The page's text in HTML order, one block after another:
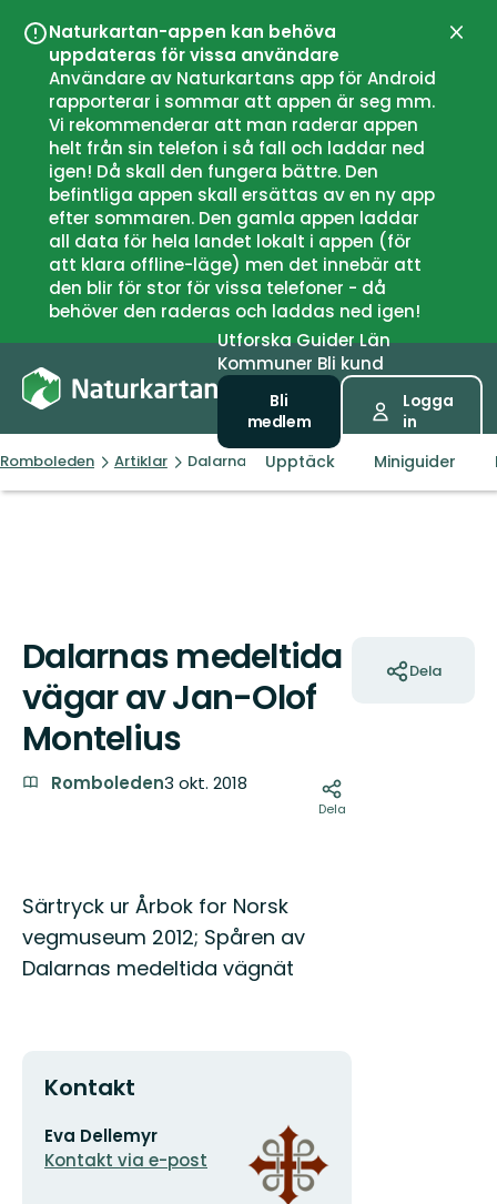
Naturkartan-appen kan behöva
uppdateras för vissa användare
Användare av Naturkartans app för Android
rapporterar i sommar att appen är seg mm.
Vi rekommenderar att man raderar appen
helt från sin telefon i så fall och laddar ned
igen! Då skall den fungera bättre. Den
befintliga appen skall ersättas av en ny app
efter sommaren. Den gamla appen laddar
all data för hela landet lokalt i appen (för
att klara offline-läge) men det innebär att
den blir för stor för vissa telefoner - då
behöver den raderas och laddas ned igen!
UtforskaGuiderLän
Kommuner Bli kund
Bli
medlem
Logga
in
Romboleden Artiklar Dalarnas medeltida vägar av Jan-Olof
Upptäck Miniguider
Dalarnas medeltida
vägar av Jan-Olof
Montelius
Romboleden3 okt. 2018
Dela
Särtryck ur Årbok for Norsk
vegmuseum 2012; Spåren av
Dalarnas medeltida vägnät
Kontakt
E-
postadress
Eva Dellemyr
Kontakt via e-post
Organisationens
logotyp
Dela